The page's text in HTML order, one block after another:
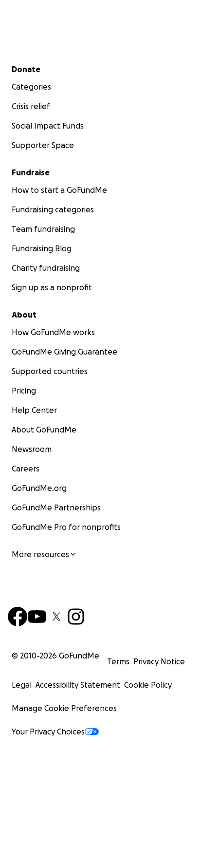
Secondary menu
Donate
Categories
Crisis relief
Social Impact Funds
Supporter Space
Fundraise
How to start a GoFundMe
Fundraising categories
Team fundraising
Fundraising Blog
Charity fundraising
Sign up as a nonprofit
About
How GoFundMe works
GoFundMe Giving Guarantee
Supported countries
Pricing
Help Center
About GoFundMe
Newsroom
Careers
GoFundMe.org
GoFundMe Partnerships
GoFundMe Pro for nonprofits
More resources
© 2010-2026 GoFundMe
Terms Privacy Notice
Legal Accessibility Statement Cookie Policy
Manage Cookie Preferences
Your Privacy Choices